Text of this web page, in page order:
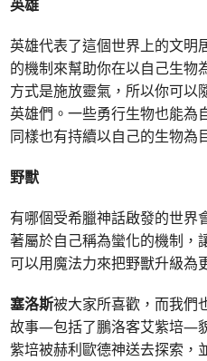
英雄
英雄代表了這個世界上的文明
的機制來幫助你在以自己生物
方式是施放靈氣，所以你可以
英雄們。一些勇行生物也能為
同樣也有持續以自己的生物為
野獸
有哪個受希臘神話啟發的世界
著屬於自己稱為蠻化的機制，
可以用魔法力來把野獸升級為
塞洛斯被大家所喜歡，而我們
故事—包括了鵬洛客艾紫培—
紫培被赫利歐德神送去探索，